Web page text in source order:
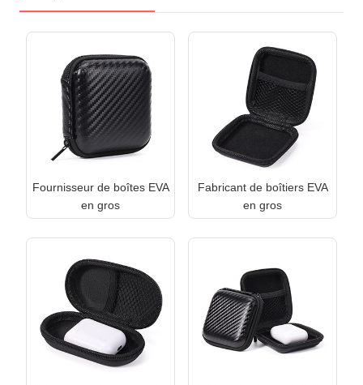
Fournisseur de boîtes EVA
en gros
Fabricant de boîtiers EVA
en gros